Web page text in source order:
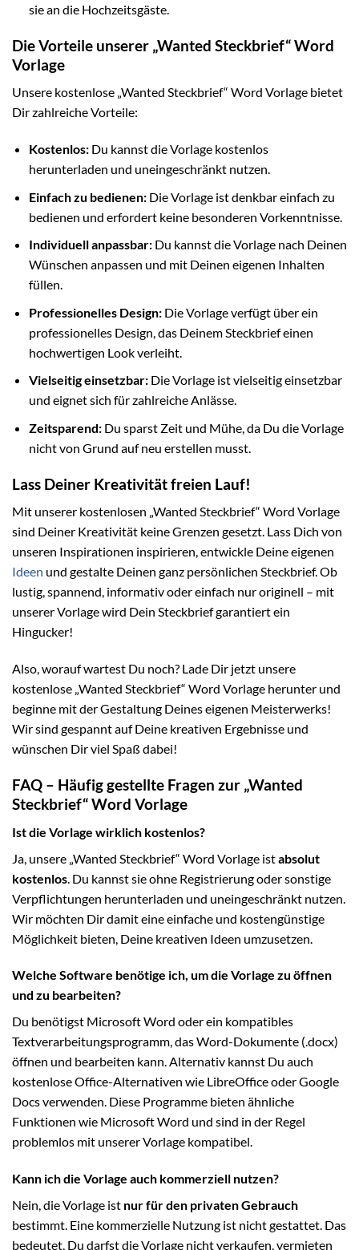
sie an die Hochzeitsgäste.
Die Vorteile unserer „Wanted Steckbrief“ Word
Vorlage
Unsere kostenlose „Wanted Steckbrief“ Word Vorlage bietet
Dir zahlreiche Vorteile:
Kostenlos:Du kannst die Vorlage kostenlos
herunterladen und uneingeschränkt nutzen.
Einfach zu bedienen:Die Vorlage ist denkbar einfach zu
bedienen und erfordert keine besonderen Vorkenntnisse.
Individuell anpassbar:Du kannst die Vorlage nach Deinen
Wünschen anpassen und mit Deinen eigenen Inhalten
füllen.
Professionelles Design:Die Vorlage verfügt über ein
professionelles Design, das Deinem Steckbrief einen
hochwertigen Look verleiht.
Vielseitig einsetzbar:Die Vorlage ist vielseitig einsetzbar
und eignet sich für zahlreiche Anlässe.
Zeitsparend:Du sparst Zeit und Mühe, da Du die Vorlage
nicht von Grund auf neu erstellen musst.
Lass Deiner Kreativität freien Lauf!
Mit unserer kostenlosen „Wanted Steckbrief“ Word Vorlage
sind Deiner Kreativität keine Grenzen gesetzt. Lass Dich von
unseren Inspirationen inspirieren, entwickle Deine eigenen
Ideen und gestalte Deinen ganz persönlichen Steckbrief. Ob
lustig, spannend, informativ oder einfach nur originell – mit
unserer Vorlage wird Dein Steckbrief garantiert ein
Hingucker!
Also, worauf wartest Du noch? Lade Dir jetzt unsere
kostenlose „Wanted Steckbrief“ Word Vorlage herunter und
beginne mit der Gestaltung Deines eigenen Meisterwerks!
Wir sind gespannt auf Deine kreativen Ergebnisse und
wünschen Dir viel Spaß dabei!
FAQ – Häufig gestellte Fragen zur „Wanted
Steckbrief“ Word Vorlage
Ist die Vorlage wirklich kostenlos?
Ja, unsere „Wanted Steckbrief“ Word Vorlage istabsolut
kostenlos . Du kannst sie ohne Registrierung oder sonstige
Verpflichtungen herunterladen und uneingeschränkt nutzen.
Wir möchten Dir damit eine einfache und kostengünstige
Möglichkeit bieten, Deine kreativen Ideen umzusetzen.
Welche Software benötige ich, um die Vorlage zu öffnen
und zu bearbeiten?
Du benötigst Microsoft Word oder ein kompatibles
Textverarbeitungsprogramm, das Word-Dokumente (.docx)
öffnen und bearbeiten kann. Alternativ kannst Du auch
kostenlose Office-Alternativen wie LibreOffice oder Google
Docs verwenden. Diese Programme bieten ähnliche
Funktionen wie Microsoft Word und sind in der Regel
problemlos mit unserer Vorlage kompatibel.
Kann ich die Vorlage auch kommerziell nutzen?
Nein, die Vorlage ist nur für den privaten Gebrauch
bestimmt. Eine kommerzielle Nutzung ist nicht gestattet. Das
bedeutet, Du darfst die Vorlage nicht verkaufen, vermieten